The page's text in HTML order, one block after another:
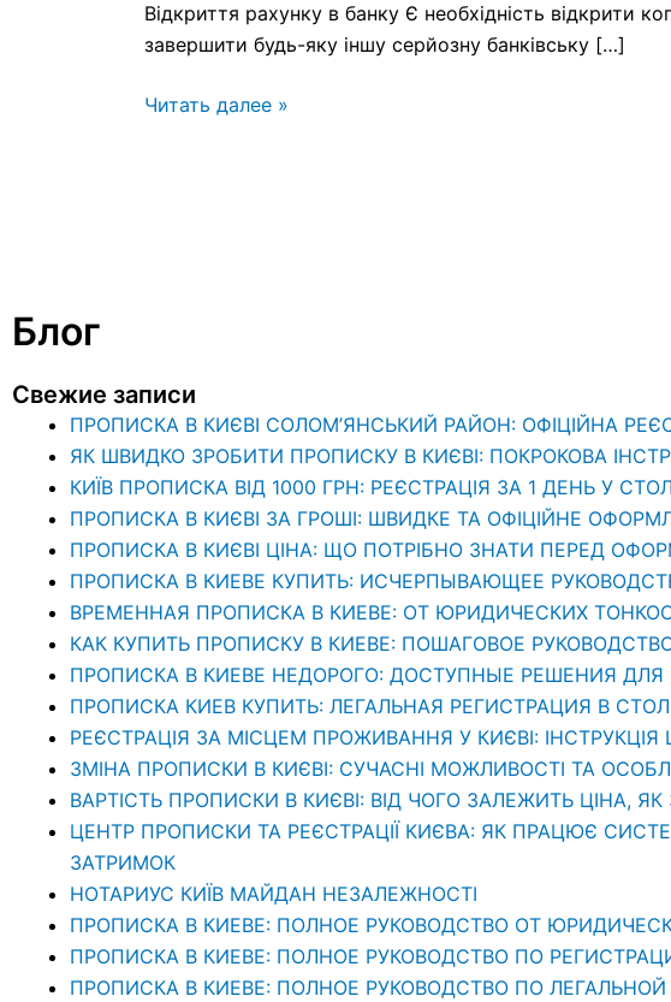
Відкриття рахунку в банку Є необхідність відкрити
завершити будь-яку іншу серйозну банківську […]
Читать далее »
Блог
Свежие записи
ПРОПИСКА В КИЄВІ СОЛОМ’ЯНСЬКИЙ РАЙОН: ОФІЦІЙНА
ЯК ШВИДКО ЗРОБИТИ ПРОПИСКУ В КИЄВІ: ПОКРОКОВА
КИЇВ ПРОПИСКА ВІД 1000 ГРН: РЕЄСТРАЦІЯ ЗА 1 ДЕНЬ У
ПРОПИСКА В КИЄВІ ЗА ГРОШІ: ШВИДКЕ ТА ОФІЦІЙНЕ
ПРОПИСКА В КИЄВІ ЦІНА: ЩО ПОТРІБНО ЗНАТИ ПЕРЕД
ПРОПИСКА В КИЕВЕ КУПИТЬ: ИСЧЕРПЫВАЮЩЕЕ
ВРЕМЕННАЯ ПРОПИСКА В КИЕВЕ: ОТ ЮРИДИЧЕСКИХ
КАК КУПИТЬ ПРОПИСКУ В КИЕВЕ: ПОШАГОВОЕ
ПРОПИСКА В КИЕВЕ НЕДОРОГО: ДОСТУПНЫЕ РЕШЕНИЯ
ПРОПИСКА КИЕВ КУПИТЬ: ЛЕГАЛЬНАЯ РЕГИСТРАЦИЯ В
РЕЄСТРАЦІЯ ЗА МІСЦЕМ ПРОЖИВАННЯ У КИЄВІ:
ЗМІНА ПРОПИСКИ В КИЄВІ: СУЧАСНІ МОЖЛИВОСТІ ТА
ВАРТІСТЬ ПРОПИСКИ В КИЄВІ: ВІД ЧОГО ЗАЛЕЖИТЬ ЦІНА,
ЦЕНТР ПРОПИСКИ ТА РЕЄСТРАЦІЇ КИЄВА: ЯК ПРАЦЮЄ
ЗАТРИМОК
НОТАРИУС КИЇВ МАЙДАН НЕЗАЛЕЖНОСТІ
ПРОПИСКА В КИЕВЕ: ПОЛНОЕ РУКОВОДСТВО ОТ
ПРОПИСКА В КИЕВЕ: ПОЛНОЕ РУКОВОДСТВО ПО
ПРОПИСКА В КИЕВЕ: ПОЛНОЕ РУКОВОДСТВО ПО ЛЕГАЛЬНОЙ